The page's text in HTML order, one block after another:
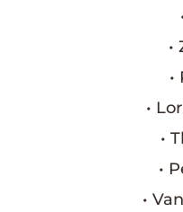
•
•
•
•
•
•